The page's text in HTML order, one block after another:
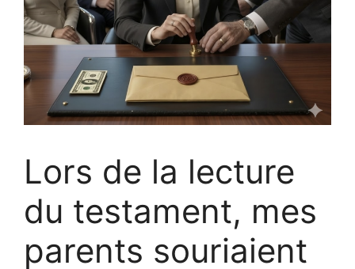
Lors de la lecture
du testament, mes
parents souriaient